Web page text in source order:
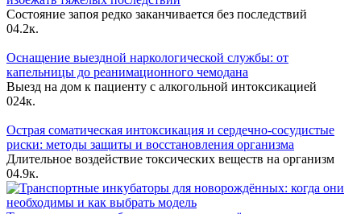
Состояние запоя редко заканчивается без последствий
04.2к.
Оснащение выездной наркологической службы: от
капельницы до реанимационного чемодана
Выезд на дом к пациенту с алкогольной интоксикацией
024к.
Острая соматическая интоксикация и сердечно-сосудистые
риски: методы защиты и восстановления организма
Длительное воздействие токсических веществ на организм
04.9к.